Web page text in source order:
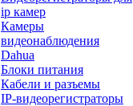
ip камер
Камеры
видеонаблюдения
Dahua
Блоки питания
Кабели и разъемы
IP-видеорегистраторы